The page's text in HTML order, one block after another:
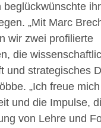
beglückwünschte
„Mit Marc
wir zwei profilierte
die
und strategisches
„Ich freue
und die Impulse,
von Lehre und